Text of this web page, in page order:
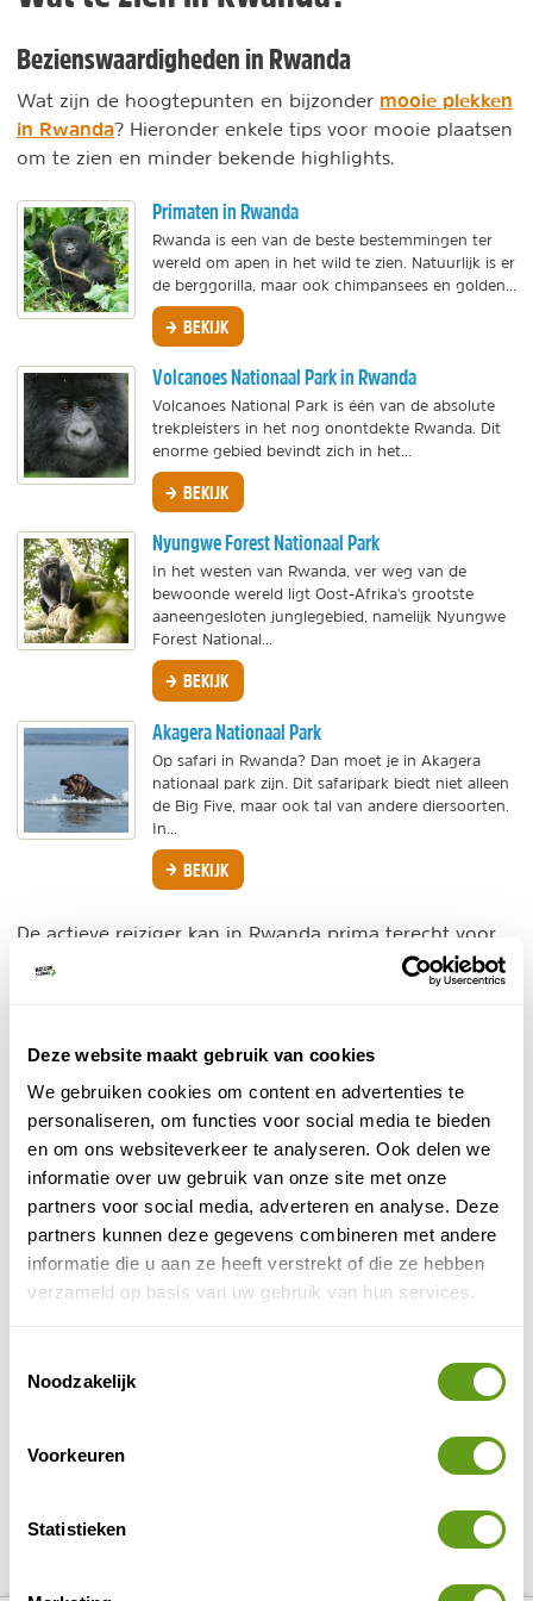
Deze website maakt gebruik van cookies
We gebruiken cookies om content en advertenties te
personaliseren, om functies voor social media te bieden
en om ons websiteverkeer te analyseren. Ook delen we
informatie over uw gebruik van onze site met onze
partners voor social media, adverteren en analyse. Deze
partners kunnen deze gegevens combineren met andere
informatie die u aan ze heeft verstrekt of die ze hebben
verzameld op basis van uw gebruik van hun services.
Noodzakelijk
Voorkeuren
Statistieken
Bezienswaardigheden in Rwanda
Wat zijn de hoogtepunten en bijzonder mooie plekken
in Rwanda? Hieronder enkele tips voor mooie plaatsen
om te zien en minder bekende highlights.
Primaten in Rwanda
Rwanda is een van de beste bestemmingen ter
wereld om apen in het wild te zien. Natuurlijk is er
de berggorilla, maar ook chimpansees en golden...
BEKIJK
Volcanoes Nationaal Park in Rwanda
Volcanoes National Park is één van de absolute
trekpleisters in het nog onontdekte Rwanda. Dit
enorme gebied bevindt zich in het...
BEKIJK
Nyungwe Forest Nationaal Park
In het westen van Rwanda, ver weg van de
bewoonde wereld ligt Oost-Afrika's grootste
aaneengesloten junglegebied, namelijk Nyungwe
Forest National...
BEKIJK
Akagera Nationaal Park
Op safari in Rwanda? Dan moet je in Akagera
nationaal park zijn. Dit safaripark biedt niet alleen
de Big Five, maar ook tal van andere diersoorten.
In...
BEKIJK
De actieve reiziger kan in Rwanda prima terecht voor
een adrenaline shotje. Op de zipline of hikend in een
ruig gebergte, als je houdt van een uitdagende
Activiteiten in Rwanda
Zet je avonturengezicht maar op, want in Rwanda
kan je de leukste outdoor activiteiten beleven.
Wat er precies te doen is, dat lees je in dit
BEKIJK
Bijzonder overnachten in Rwanda
hotel of een lodge met het beste uitzicht van
Deel deze pagina! DELEN VIA DE MAILDELEN OP PINTEREST
DELEN OP